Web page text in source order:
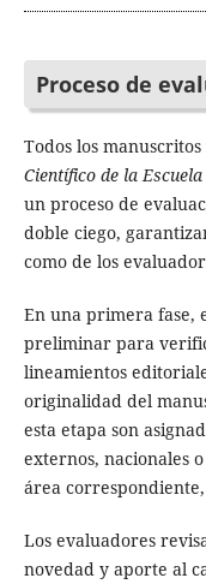
Proceso de
Todos los
Científico de la
un proceso de
doble ciego,
como de los
En una primera fase,
preliminar para
lineamientos
originalidad del
esta etapa son
externos, nacionales
área
Los evaluadores
novedad y aporte al